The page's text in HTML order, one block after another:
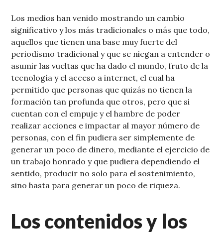
Los medios han venido mostrando un cambio
significativo y los más tradicionales o más que todo,
aquellos que tienen una base muy fuerte del
periodismo tradicional y que se niegan a entender o
asumir las vueltas que ha dado el mundo, fruto de la
tecnología y el acceso a internet, el cual ha
permitido que personas que quizás no tienen la
formación tan profunda que otros, pero que si
cuentan con el empuje y el hambre de poder
realizar acciones e impactar al mayor número de
personas, con el fin pudiera ser simplemente de
generar un poco de dinero, mediante el ejercicio de
un trabajo honrado y que pudiera dependiendo el
sentido, producir no solo para el sostenimiento,
sino hasta para generar un poco de riqueza.
Los contenidos y los